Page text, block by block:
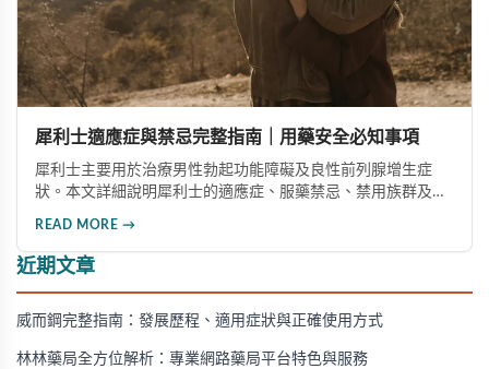
犀利士適應症與禁忌完整指南｜用藥安全必知事項
犀利士主要用於治療男性勃起功能障礙及良性前列腺增生症
狀。本文詳細說明犀利士的適應症、服藥禁忌、禁用族群及需
READ MORE →
近期文章
威而鋼完整指南：發展歷程、適用症狀與正確使用方式
林林藥局全方位解析：專業網路藥局平台特色與服務